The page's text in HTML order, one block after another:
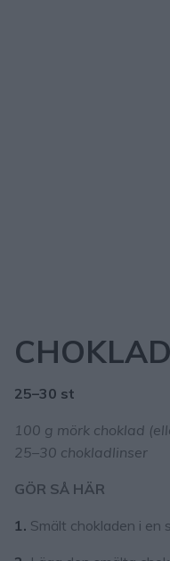
25–30 st
100 g mörk choklad
25–30 chokladlinser
GÖR SÅ HÄR
1. Smält chokladen i en